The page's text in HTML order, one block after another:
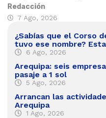
Redacción
7 Ago, 2026
¿Sabías que el Corso
tuvo ese nombre?
6 Ago, 2026
Arequipa: seis
pasaje a 1 sol
5 Ago, 2026
Arrancan las
Arequipa
1 Ago, 2026